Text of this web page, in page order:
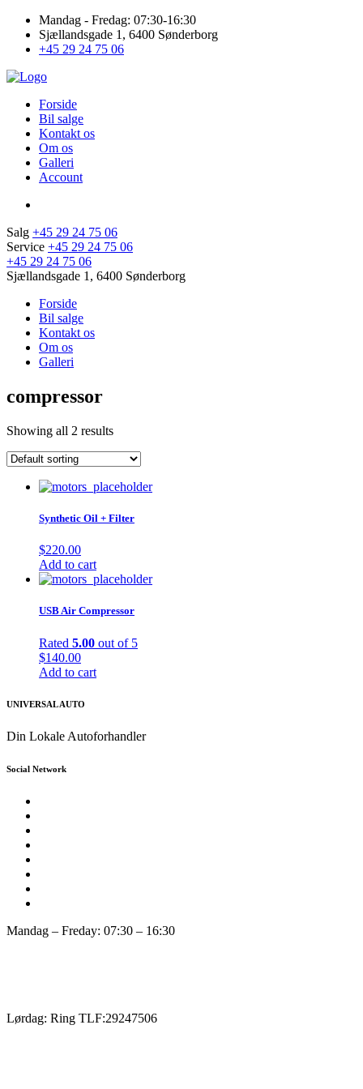
Mandag - Fredag: 07:30-16:30
Sjællandsgade 1, 6400 Sønderborg
+45 29 24 75 06
Forside
Bil salge
Kontakt os
Om os
Galleri
Account
Salg +45 29 24 75 06
Service +45 29 24 75 06
+45 29 24 75 06
Sjællandsgade 1, 6400 Sønderborg
Forside
Bil salge
Kontakt os
Om os
Galleri
compressor
Showing all 2 results
Synthetic Oil + Filter
$220.00
Add to cart
USB Air Compressor
Rated 5.00 out of 5
$140.00
Add to cart
UNIVERSAL AUTO
Din Lokale Autoforhandler
Social Network
Mandag – Freday: 07:30 – 16:30
Lørdag: Ring TLF:29247506